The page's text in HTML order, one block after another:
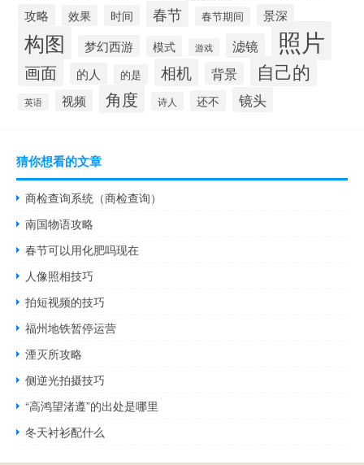
攻略 效果 时间 春节 春节期间 景深
构图 梦幻西游 模式 游戏 滤镜 照片
画面 的人 的是 相机 背景 自己的
英语 视频 角度 诗人 还不 镜头
猜你想看的文章
商检查询系统（商检查询）
南国物语攻略
春节可以用化肥吗现在
人像照相技巧
拍短视频的技巧
福州地铁暂停运营
湮灭所攻略
侧逆光拍摄技巧
“高鸿望渚遵”的出处是哪里
冬天衬衫配什么